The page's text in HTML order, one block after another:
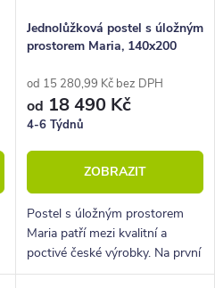
Jednolůžková postel s úložným
prostorem Maria, 140x200
od 15 280,99 Kč bez DPH
od 18 490 Kč
4-6 Týdnů
ZOBRAZIT
Postel s úložným prostorem
Maria patří mezi kvalitní a
poctivé české výrobky. Na první
pohled zaujme lehkým a